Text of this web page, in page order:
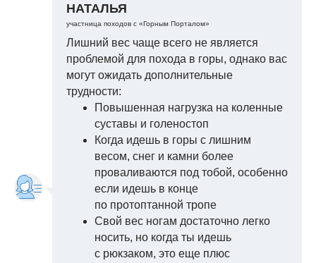
НАТАЛЬЯ
участница походов с «Горным Порталом»
Лишний вес чаще всего не является
проблемой для похода в горы, однако вас
могут ожидать дополнительные
трудности:
Повышенная нагрузка на коленные
суставы и голеностоп
Когда идешь в горы с лишним
весом, снег и камни более
проваливаются под тобой, особенно
если идешь в конце
по протоптанной тропе
Свой вес ногам достаточно легко
носить, но когда ты идешь
с рюкзаком, это еще плюс